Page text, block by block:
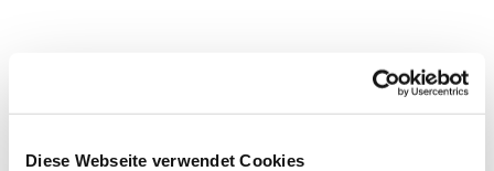
Diese Webseite verwendet Cookies